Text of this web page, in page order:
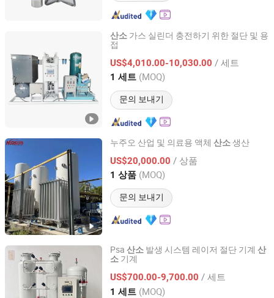
산소 가스 실린더 충전하기 위한 절단 및 용
접
US$4,010.00-10,030.00 / 세트
1 세트 (MOQ)
문의 보내기
BeiJing Cape Golden Gas System Company LTD
Beijing, China 이후 2020
누주오 산업 및 의료용 액체 산소생산
US$20,000.00 / 상품
1 상품 (MOQ)
문의 보내기
Hangzhou Nuzhuo Technology Group Co., Ltd.
Zhejiang, China 이후 2023
Psa 산소 발생 시스템 레이저 절단 기계 산
소 기계
US$700.00-9,700.00 / 세트
1 세트 (MOQ)
Hebei Lixin Medical Engineering Co., Ltd
Hebei, China 이후 2024